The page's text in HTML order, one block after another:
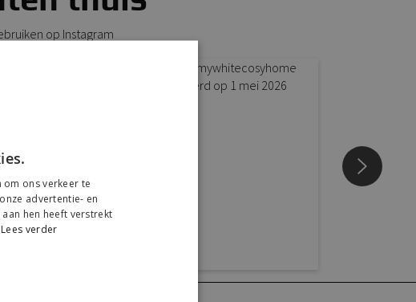
op Instagram
ons verkeer te
advertentie- en
hen heeft verstrekt
Lees verder